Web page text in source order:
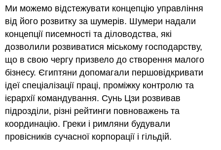
Ми можемо відстежувати концепцію управління
від його розвитку за шумерів. Шумери надали
концепції писемності та діловодства, які
дозволили розвиватися міському господарству,
що в свою чергу призвело до створення малого
бізнесу. Єгиптяни допомагали першовідкривати
ідеї спеціалізації праці, проміжку контролю та
ієрархії командування. Сунь Цзи розвивав
підрозділи, різні рейтинги повноважень та
координацію. Греки і римляни будували
провісників сучасної корпорації і гільдій.